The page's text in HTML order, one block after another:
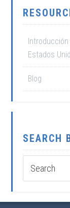
Estados
Blog
SEARCH